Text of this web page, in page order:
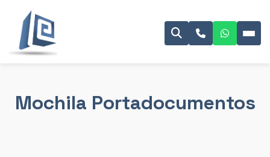
Mochila Portadocumentos